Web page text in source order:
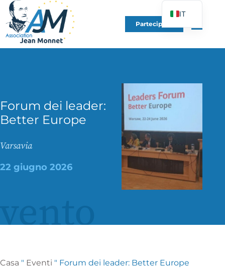
Partecipare
Forum dei leader:
Better Europe
Varsavia
22 giugno 2026
Casa " Eventi " Forum dei leader: Better Europe
IT
FR
EN
PT
UK